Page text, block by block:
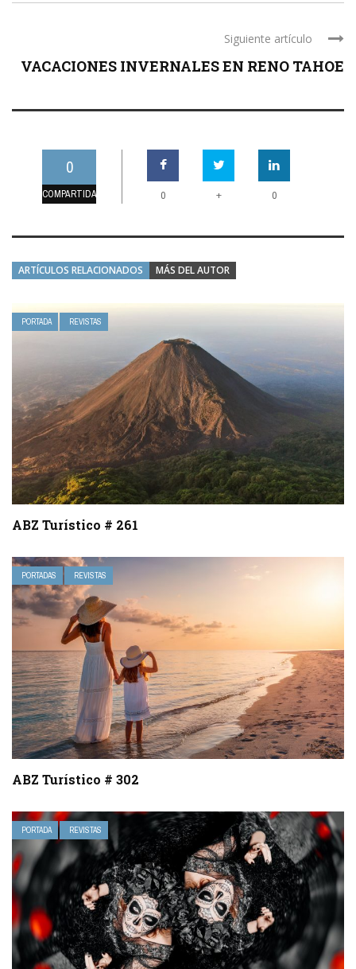
Siguiente artículo
VACACIONES INVERNALES EN RENO TAHOE
0
COMPARTIDAS 0 + 0
ARTÍCULOS RELACIONADOS MÁS DEL AUTOR
PORTADA REVISTAS
ABZ Turístico # 261
PORTADAS REVISTAS
ABZ Turístico # 302
PORTADA REVISTAS